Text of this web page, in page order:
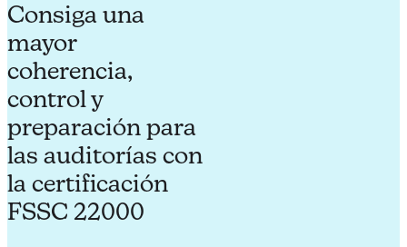
Consiga una
mayor
coherencia,
control y
preparación para
las auditorías con
la certificación
FSSC 22000